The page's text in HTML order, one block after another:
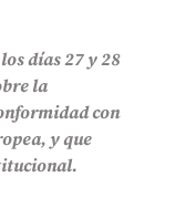
días 27 y 28
la
con
y que